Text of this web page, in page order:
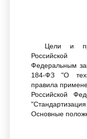
Цели и
Российской
Федеральным
184-ФЗ "О
правила
Российской
Основные